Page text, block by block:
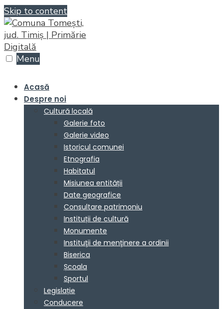
Skip to content
Menu
Acasă
Despre noi
Cultură locală
Galerie foto
Galerie video
Istoricul comunei
Etnografia
Habitatul
Misiunea entității
Date geografice
Consultare patrimoniu
Instituții de cultură
Monumente
Instituţii de menţinere a ordinii
Biserica
Școala
Sportul
Legislație
Conducere